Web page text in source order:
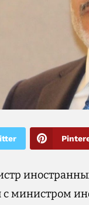
министром